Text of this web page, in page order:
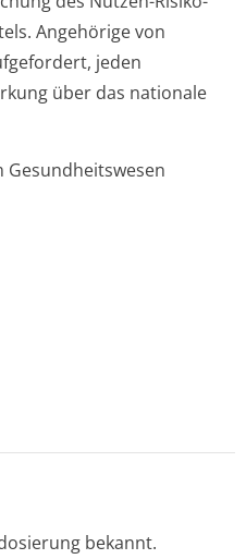
Angehörige von
jeden
über das nationale
bekannt.